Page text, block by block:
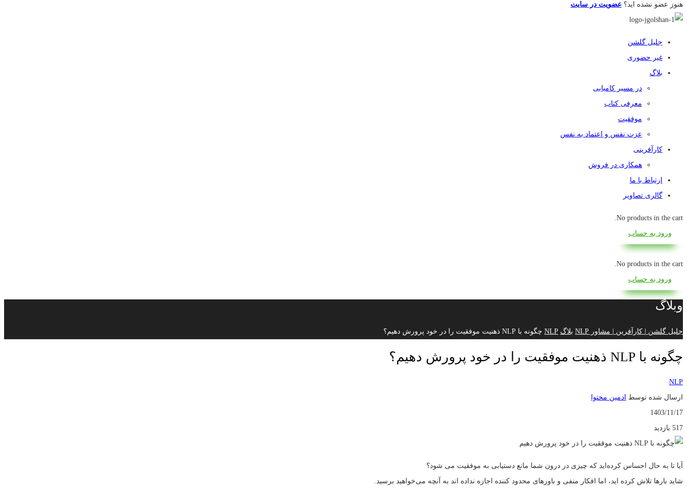
هنوز عضو نشده اید؟ عضویت در سایت
جلیل گلشن
غیر حضوری
بلاگ
در مسیر کامیابی
معرفی کتاب
موفقیت
عزت نفس و اعتماد به نفس
کارآفرینی
همکاری در فروش
ارتباط با ما
گالری تصاویر
No products in the cart.
ورود به حساب
No products in the cart.
ورود به حساب
وبلاگ
جلیل گلشن | کارآفرین | مشاور NLP بلاگ NLP چگونه با NLP ذهنیت موفقیت را در خود پرورش دهیم؟
چگونه با NLP ذهنیت موفقیت را در خود پرورش دهیم؟
NLP
ارسال شده توسط ادمین محتوا
1403/11/17
517 بازدید
آیا تا به حال احساس کرده‌اید که چیزی در درون شما مانع دستیابی به موفقیت می‌ شود؟
شاید بارها تلاش کرده‌ اید، اما افکار منفی و باورهای محدود کننده اجازه نداده‌ اند به آنچه می‌خواهید برسید.